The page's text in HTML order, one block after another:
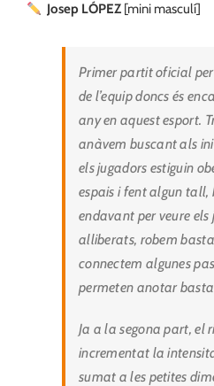
Josep LÓPEZ [mini masculí]
Primer partit oficial
de l’equip doncs és
any en aquest esport.
anàvem buscant als
els jugadors estiguin
espais i fent algun
endavant per veure els
alliberats, robem
connectem algunes
permeten anotar
Ja a la segona part, el
incrementat la
sumat a les petites